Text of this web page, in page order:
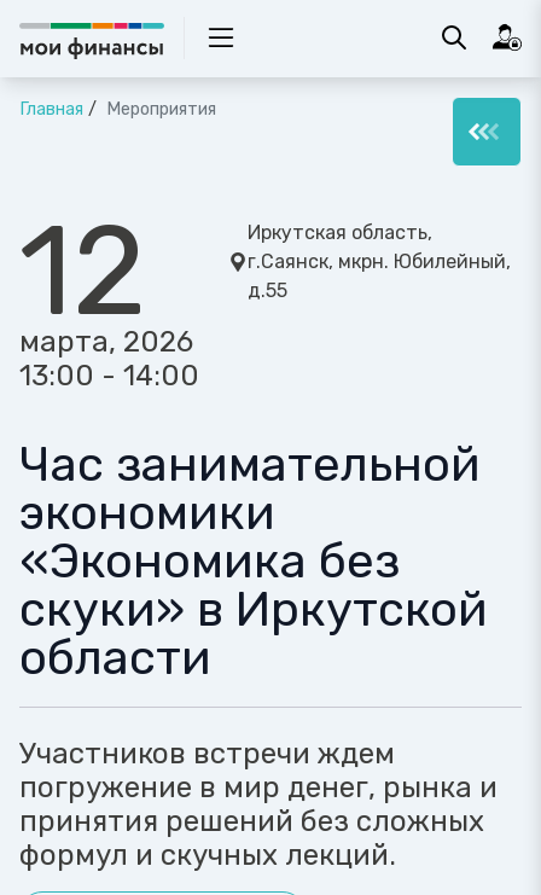
Главная Мероприятия
12
марта, 2026
13:00 - 14:00
Иркутская область,
г.Саянск, мкрн. Юбилейный,
д.55
Час занимательной
экономики
«Экономика без
скуки» в Иркутской
области
Участников встречи ждем
погружение в мир денег, рынка и
принятия решений без сложных
формул и скучных лекций.